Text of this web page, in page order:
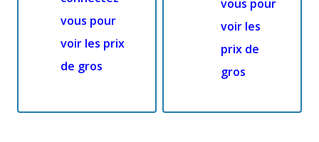
vous pour
voir les prix
de gros
vous pour
voir les
prix de
gros